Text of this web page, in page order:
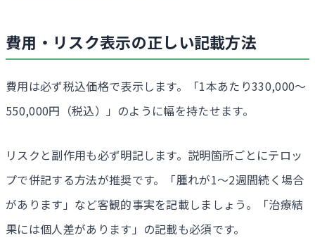
費用・リスク表示の正しい記載方法
費用は必ず税込価格で表示します。「1本あたり330,000〜
550,000円（税込）」のように幅を持たせます。
リスクと副作用も必ず明記します。説明箇所ごとにテロッ
プで併記する方法が推奨です。「腫れが1〜2週間続く場合
があります」など客観的事実を記載しましょう。「治療結
果には個人差があります」の記載も必須です。